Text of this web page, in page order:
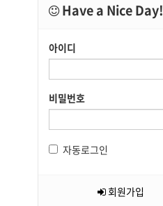
Have a Nice Day!
아이디
비밀번호
자동로그인
회원가입